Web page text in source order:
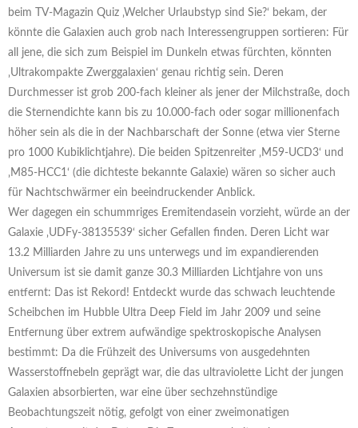
beim TV-Magazin Quiz ‚Welcher Urlaubstyp sind Sie?‘ bekam, der
könnte die Galaxien auch grob nach Interessengruppen sortieren: Für
all jene, die sich zum Beispiel im Dunkeln etwas fürchten, könnten
‚Ultrakompakte Zwerggalaxien‘ genau richtig sein. Deren
Durchmesser ist grob 200-fach kleiner als jener der Milchstraße, doch
die Sternendichte kann bis zu 10.000-fach oder sogar millionenfach
höher sein als die in der Nachbarschaft der Sonne (etwa vier Sterne
pro 1000 Kubiklichtjahre). Die beiden Spitzenreiter ‚M59-UCD3‘ und
‚M85-HCC1‘ (die dichteste bekannte Galaxie) wären so sicher auch
für Nachtschwärmer ein beeindruckender Anblick.
Wer dagegen ein schummriges Eremitendasein vorzieht, würde an der
Galaxie ‚UDFy-38135539‘ sicher Gefallen finden. Deren Licht war
13.2 Milliarden Jahre zu uns unterwegs und im expandierenden
Universum ist sie damit ganze 30.3 Milliarden Lichtjahre von uns
entfernt: Das ist Rekord! Entdeckt wurde das schwach leuchtende
Scheibchen im Hubble Ultra Deep Field im Jahr 2009 und seine
Entfernung über extrem aufwändige spektroskopische Analysen
bestimmt: Da die Frühzeit des Universums von ausgedehnten
Wasserstoffnebeln geprägt war, die das ultraviolette Licht der jungen
Galaxien absorbierten, war eine über sechzehnstündige
Beobachtungszeit nötig, gefolgt von einer zweimonatigen